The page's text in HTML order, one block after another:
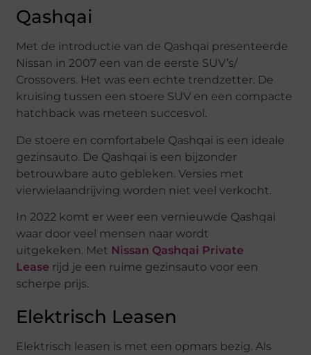
Qashqai
Met de introductie van de Qashqai presenteerde
Nissan in 2007 een van de eerste SUV’s/
Crossovers. Het was een echte trendzetter. De
kruising tussen een stoere SUV en een compacte
hatchback was meteen succesvol.
De stoere en comfortabele Qashqai is een ideale
gezinsauto. De Qashqai is een bijzonder
betrouwbare auto gebleken. Versies met
vierwielaandrijving worden niet veel verkocht.
In 2022 komt er weer een vernieuwde Qashqai
waar door veel mensen naar wordt
uitgekeken. Met Nissan Qashqai Private
Lease rijd je een ruime gezinsauto voor een
scherpe prijs.
Elektrisch Leasen
Elektrisch leasen is met een opmars bezig. Als